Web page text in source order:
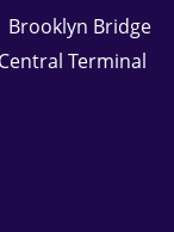
Brooklyn Bridge
Terminal